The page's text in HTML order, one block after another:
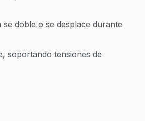
doble o se desplace durante
soportando tensiones de